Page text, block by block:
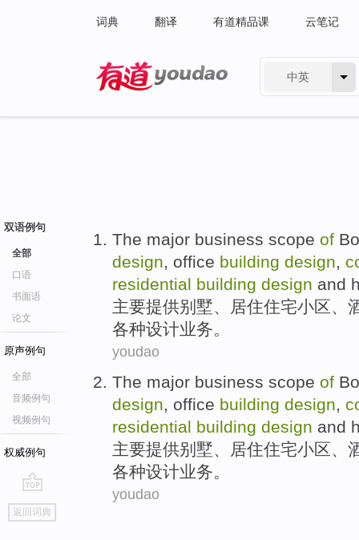
词典 翻译 有道精品课 云笔记
中英
双语例句
全部
口语
书面语
论文
原声例句
全部
音频例句
视频例句
权威例句
go
top
返回词典
The major business scope of
design, office building design,
residential building design and
主要提供别墅、 居住住宅小区、
各种设计业务。
youdao
The major business scope of
design, office building design,
residential building design and
主要提供别墅、 居住住宅小区、
各种设计业务。
youdao